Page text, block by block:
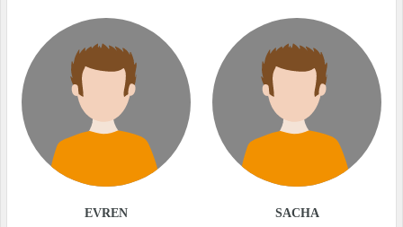
EVREN SACHA